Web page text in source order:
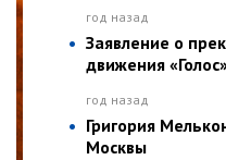
год назад
Заявление о
движения
год назад
Григория
Москвы